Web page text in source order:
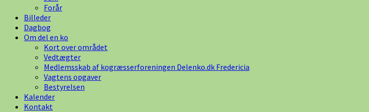
Forår
Billeder
Dagbog
Om del en ko
Kort over området
Vedtægter
Medlemsskab af kogræsserforeningen Delenko.dk Fredericia
Vagtens opgaver
Bestyrelsen
Kalender
Kontakt